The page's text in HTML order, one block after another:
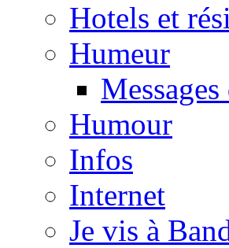
Hotels et
Humeur
Humour
Infos
Internet
Je vis à